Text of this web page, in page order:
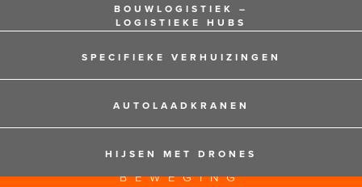
BOUWLOGISTIEK –
LOGISTIEKE HUBS
SPECIFIEKE VERHUIZINGEN
AUTOLAADKRANEN
HIJSEN MET DRONES
125 JAAR EXPERTS IN
BEWEGING